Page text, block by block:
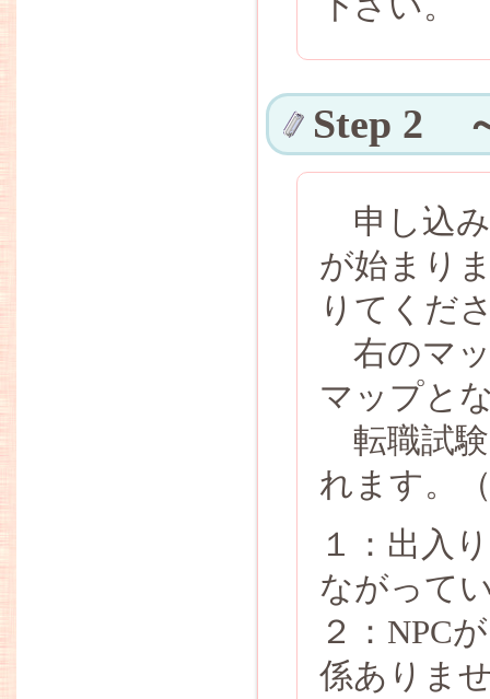
Step 2
申し込
が始まり
りてくだ
右のマ
マップと
転職試験
れます。
１：出入
ながって
２：NPC
係ありま